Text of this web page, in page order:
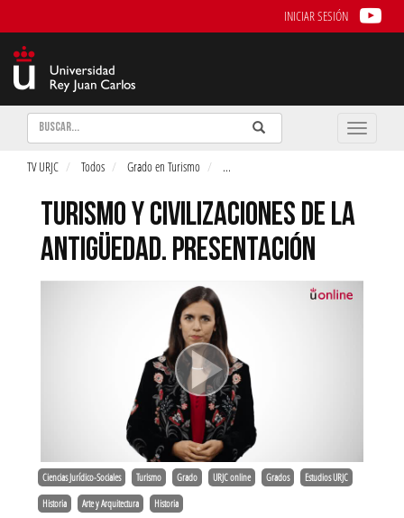
INICIAR SESIÓN
Buscar Enviar
Buscar
Toggle
TV URJC Todos Grado en Turismo ...
TURISMO Y CIVILIZACIONES DE LA
ANTIGÜEDAD. PRESENTACIÓN
Ciencias Jurídico-Sociales Turismo Grado URJC online Grados Estudios URJC
Historia Arte y Arquitectura Historia